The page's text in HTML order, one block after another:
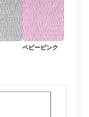
ベビーピンク